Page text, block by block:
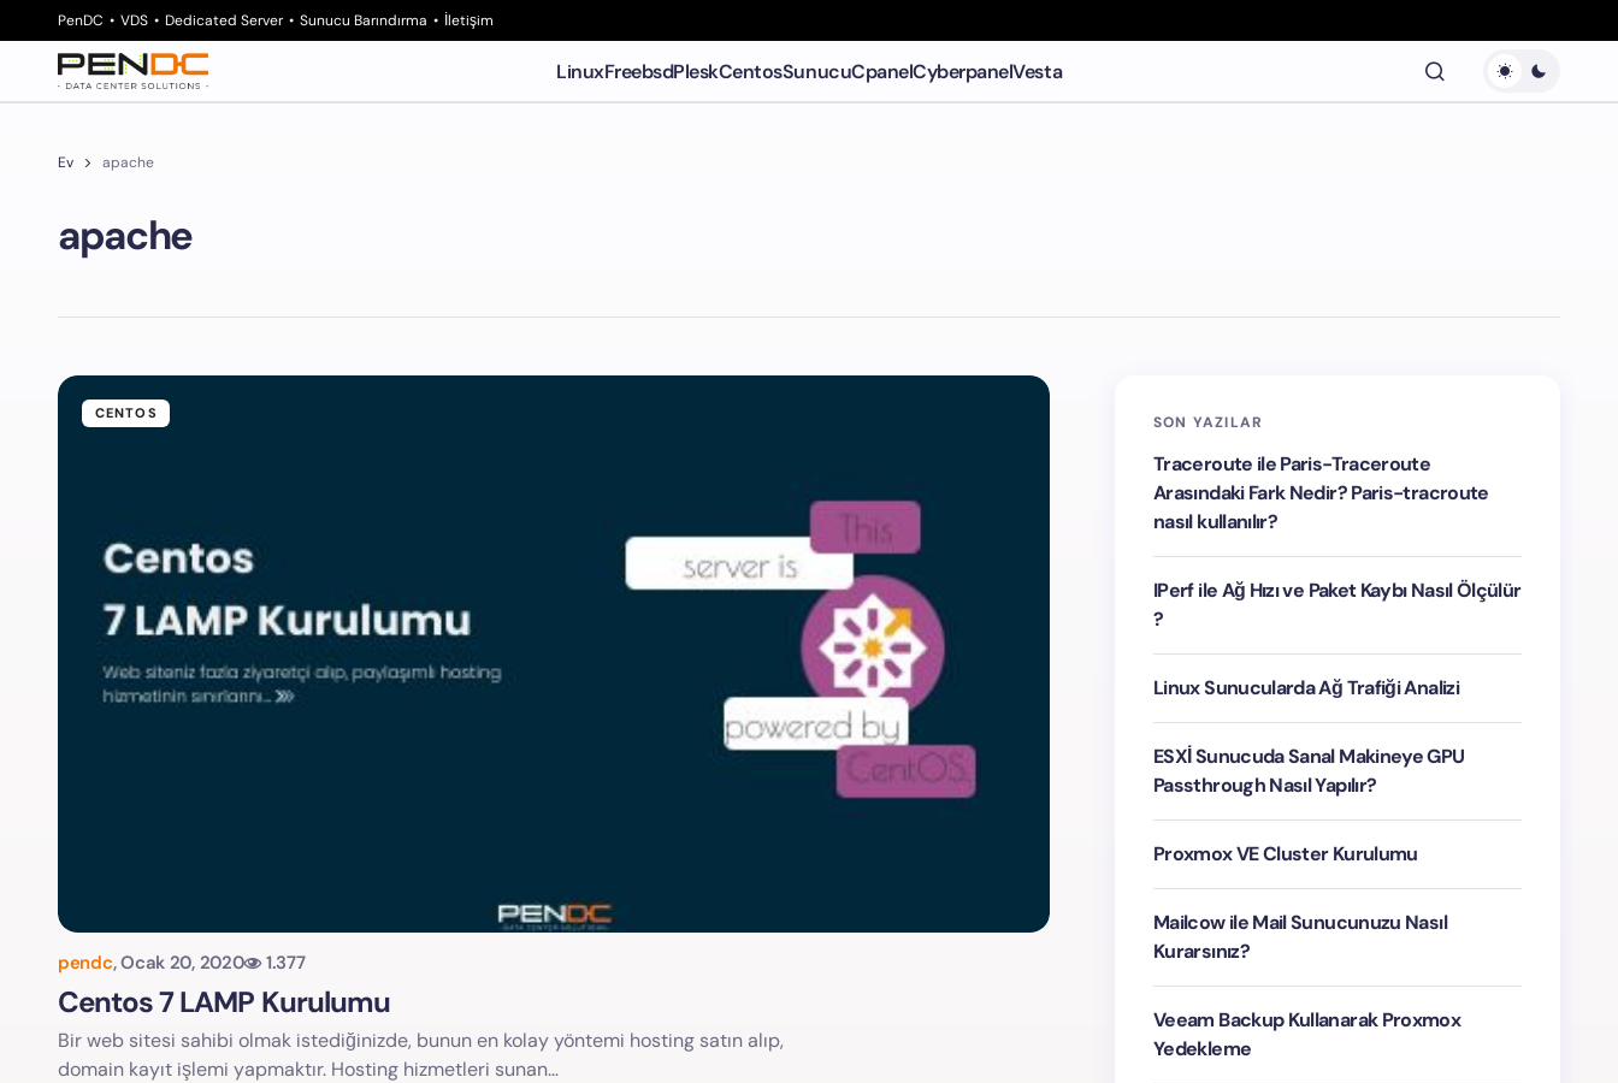
PenDC VDS Dedicated Server Sunucu Barındırma İletişim
LinuxFreebsdPleskCentosSunucuCpanelCyberpanelVesta
Ev apache
apache
CENTOS
pendc, Ocak 20, 2020 1.377
Centos 7 LAMP Kurulumu
Bir web sitesi sahibi olmak istediğinizde, bunun en kolay yöntemi hosting satın alıp,
domain kayıt işlemi yapmaktır. Hosting hizmetleri sunan…
SON YAZILAR
Traceroute ile Paris-Traceroute
Arasındaki Fark Nedir? Paris-tracroute
nasıl kullanılır?
IPerf ile Ağ Hızı ve Paket Kaybı Nasıl Ölçülür
?
Linux Sunucularda Ağ Trafiği Analizi
ESXİ Sunucuda Sanal Makineye GPU
Passthrough Nasıl Yapılır?
Proxmox VE Cluster Kurulumu
Mailcow ile Mail Sunucunuzu Nasıl
Kurarsınız?
Veeam Backup Kullanarak Proxmox
Yedekleme